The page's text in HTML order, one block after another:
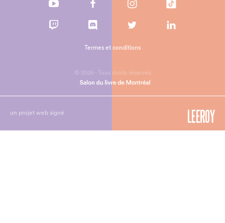
© 2026 - Tous droits réservés
Termes et conditions
un projet web signé